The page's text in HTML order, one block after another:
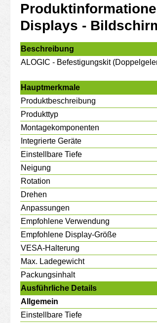
Displays -
Beschreibung
ALOGIC - Befestigungskit
Hauptmerkmale
Produktbeschreibung
Produkttyp
Montagekomponenten
Integrierte Geräte
Einstellbare Tiefe
Neigung
Rotation
Drehen
Anpassungen
Empfohlene Verwendung
Empfohlene Display-Größe
VESA-Halterung
Max. Ladegewicht
Packungsinhalt
Ausführliche Details
Allgemein
Einstellbare Tiefe